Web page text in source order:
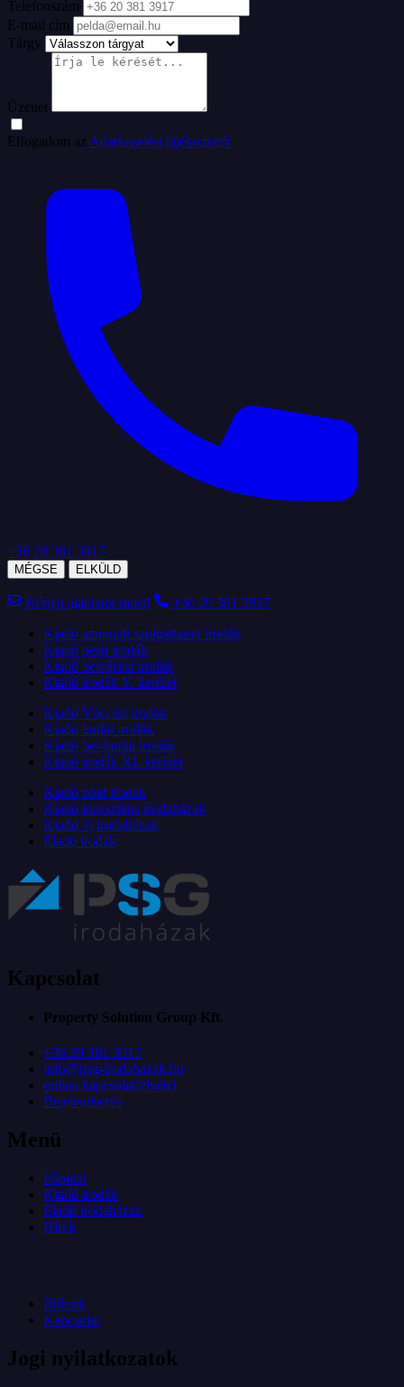
Telefonszám
E-mail cím
Tárgy
Üzenet
Elfogadom az Adatkezelési tájékoztatót
+36 20 381 3917
MÉGSE ELKÜLD
Kérjen ajánlatot most!
+36 20 381 3917
Kiadó azonnali szolgáltatott irodák
Kiadó pesti irodák
Kiadó belvárosi irodák
Kiadó irodák V. kerület
Kiadó Váci úti irodák
Kiadó budai irodák
Kiadó bel-budai irodák
Kiadó irodák XI. kerület
Kiadó zöld irodák
Kiadó klasszikus irodaházak
Kiadó új irodaházak
Eladó irodák
Kapcsolat
Property Solution Group Kft.
+36 20 381 3917
info@psg-irodahazak.hu
online kapcsolatfelvétel
Bejelentkezés
Menü
Főoldal
Kiadó irodák
Eladó irodaházak
Hírek
Rólunk
Kapcsolat
Jogi nyilatkozatok